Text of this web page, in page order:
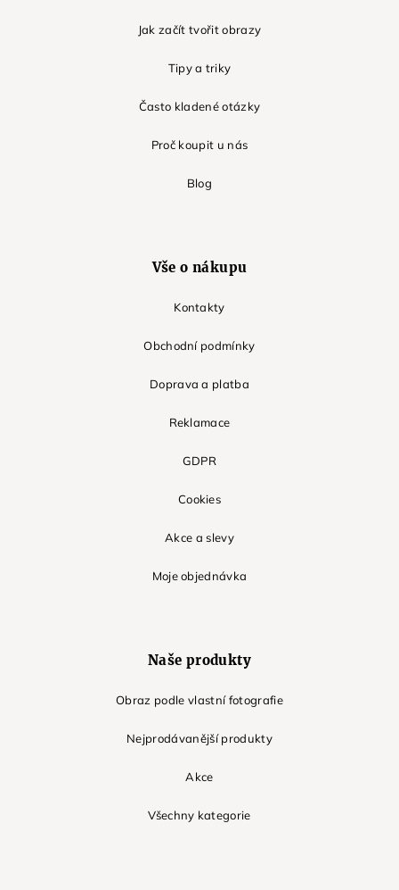
Jak začít tvořit obrazy
Tipy a triky
Často kladené otázky
Proč koupit u nás
Blog
Vše o nákupu
Kontakty
Obchodní podmínky
Doprava a platba
Reklamace
GDPR
Cookies
Akce a slevy
Moje objednávka
Naše produkty
Obraz podle vlastní fotografie
Nejprodávanější produkty
Akce
Všechny kategorie